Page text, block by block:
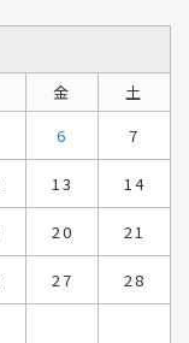
金
土
6 7
13 14
20 21
27 28